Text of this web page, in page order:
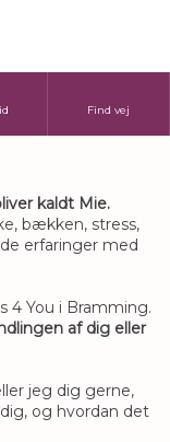
Find vej​
kaldt Mie.
bækken, stress,
erfaringer med
4 You i Bramming.
af dig eller
jeg dig gerne,
og hvordan det